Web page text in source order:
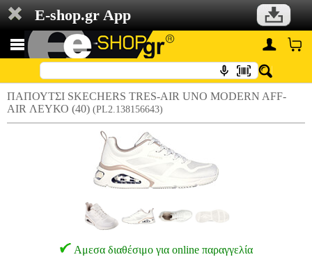
E-shop.gr App
ΠΑΠΟΥΤΣΙ SKECHERS TRES-AIR UNO MODERN AFF-
AIR ΛΕΥΚΟ (40) (PL2.138156643)
Αμεσα διαθέσιμο για online παραγγελία